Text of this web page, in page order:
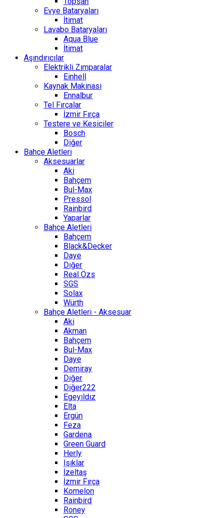
Evye Bataryaları
İtimat
Lavabo Bataryaları
Aqua Blue
İtimat
Aşındırıcılar
Elektrikli Zımparalar
Einhell
Kaynak Makinasi
Ennalbur
Tel Fırçalar
İzmir Fırça
Testere ve Kesiciler
Bosch
Diğer
Bahçe Aletleri
Aksesuarlar
Aki
Bahçem
Bul-Max
Pressol
Rainbird
Yaparlar
Bahçe Aletleri
Bahçem
Black&Decker
Daye
Diğer
Real Özs
SGS
Solax
Würth
Bahçe Aletleri - Aksesuar
Aki
Akman
Bahçem
Bul-Max
Daye
Demiray
Diğer
Diğer222
Egeyıldız
Elta
Ergün
Feza
Gardena
Green Guard
Herly
Işıklar
İzeltaş
İzmir Fırça
Komelon
Rainbird
Roney